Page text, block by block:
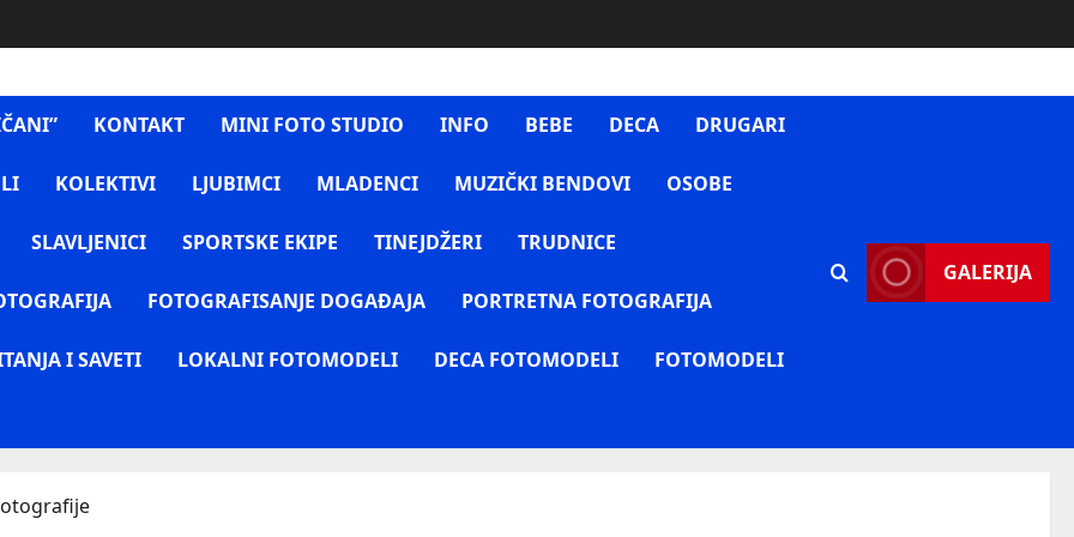
KONTAKT MINI FOTO STUDIO INFO BEBE DECA DRUGARI
KOLEKTIVI LJUBIMCI MLADENCI MUZIČKI BENDOVI OSOBE
SLAVLJENICI SPORTSKE EKIPE TINEJDŽERI TRUDNICE
FOTOGRAFISANJE DOGAĐAJA PORTRETNA FOTOGRAFIJA
I SAVETI LOKALNI FOTOMODELI DECA FOTOMODELI FOTOMODELI
GALERIJA